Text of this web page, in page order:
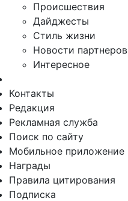
Происшествия
Дайджесты
Стиль жизни
Новости партнеров
Интересное
Контакты
Редакция
Рекламная служба
Поиск по сайту
Мобильное приложение
Награды
Правила цитирования
Подписка